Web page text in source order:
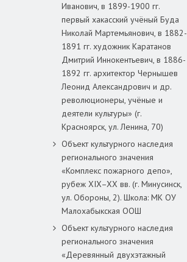
Иванович, в 1899-1900 гг.
первый хакасский учёный Буда
Николай Мартемьянович, в 1882-
1891 гг. художник Каратанов
Дмитрий Иннокентьевич, в 1886-
1892 гг. архитектор Чернышев
Леонид Александрович и др.
революционеры, учёные и
деятели культуры» (г.
Красноярск, ул. Ленина, 70)
Объект культурного наследия
регионального значения
«Комплекс пожарного депо»,
рубеж XIX–XX вв. (г. Минусинск,
ул. Обороны, 2). Школа: МК ОУ
Малохабыкская ООШ
Объект культурного наследия
регионального значения
«Деревянный двухэтажный